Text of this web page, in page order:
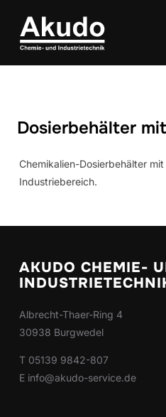
Dosierbehälter
Chemikalien-Dosierbehälter
Industriebereich.
AKUDO CHEMIE-
Albrecht-Thaer-Ring 4
30938 Burgwedel
T 05139 9842-807
E info@akudo-service.de